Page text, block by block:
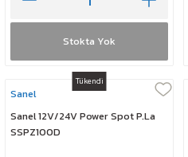
Stokta Yok
Tükendi
Sanel
Sanel 12V/24V Power Spot P.La
SSPZ100D